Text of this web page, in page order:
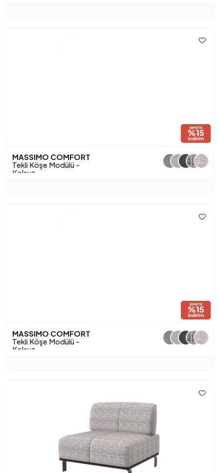
MASSIMO COMFORT
Tekli Köşe Modülü -
Kolsuz
+1
MASSIMO COMFORT
Tekli Köşe Modülü -
Kolsuz
+1